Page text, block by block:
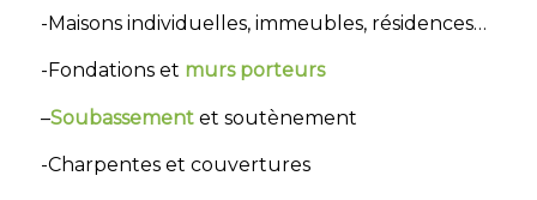
-Maisons individuelles, immeubles, résidences…
-Fondations et murs porteurs
–Soubassement et soutènement
-Charpentes et couvertures